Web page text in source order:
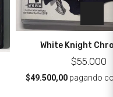
White Knight
$55.000
$49.500,00 pagando